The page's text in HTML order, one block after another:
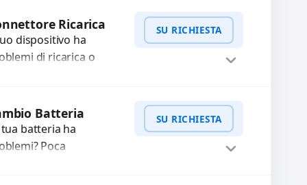
Ricarica
dispositivo ha
di ricarica o
di ricarica
rotti, allentati,
SU RICHIESTA
WhatsApp
Batteria
tua batteria ha
Poca
SU RICHIESTA